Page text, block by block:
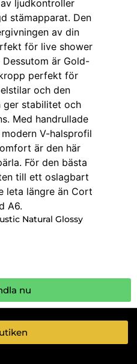
Natural Glossy
nu